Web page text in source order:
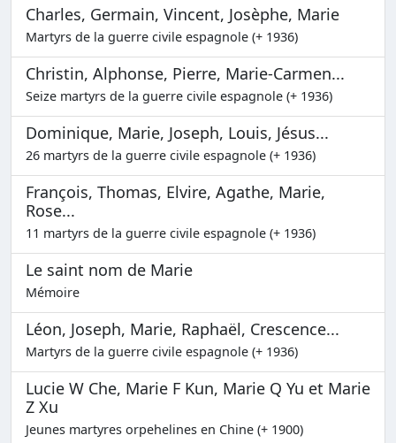
Charles, Germain, Vincent, Josèphe, Marie
Martyrs de la guerre civile espagnole (+ 1936)
Christin, Alphonse, Pierre, Marie-Carmen...
Seize martyrs de la guerre civile espagnole (+ 1936)
Dominique, Marie, Joseph, Louis, Jésus...
26 martyrs de la guerre civile espagnole (+ 1936)
François, Thomas, Elvire, Agathe, Marie,
Rose...
11 martyrs de la guerre civile espagnole (+ 1936)
Le saint nom de Marie
Mémoire
Léon, Joseph, Marie, Raphaël, Crescence...
Martyrs de la guerre civile espagnole (+ 1936)
Lucie W Che, Marie F Kun, Marie Q Yu et Marie
Z Xu
Jeunes martyres orpehelines en Chine (+ 1900)